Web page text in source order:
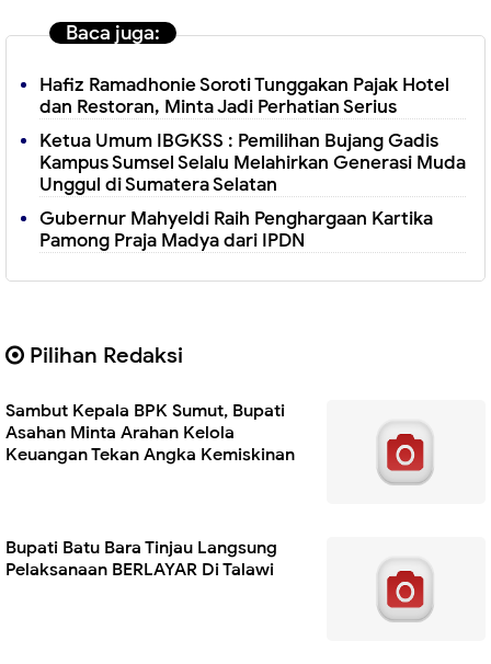
Baca juga:
Hafiz Ramadhonie Soroti Tunggakan Pajak Hotel
dan Restoran, Minta Jadi Perhatian Serius
Ketua Umum IBGKSS : Pemilihan Bujang Gadis
Kampus Sumsel Selalu Melahirkan Generasi Muda
Unggul di Sumatera Selatan
Gubernur Mahyeldi Raih Penghargaan Kartika
Pamong Praja Madya dari IPDN
Pilihan Redaksi
Sambut Kepala BPK Sumut, Bupati
Asahan Minta Arahan Kelola
Keuangan Tekan Angka Kemiskinan
Bupati Batu Bara Tinjau Langsung
Pelaksanaan BERLAYAR Di Talawi